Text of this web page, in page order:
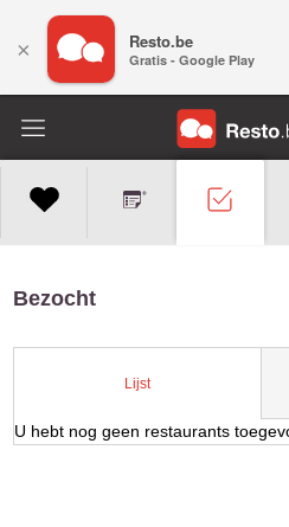
Bezocht
Lijst
U hebt nog geen restaurants
× Resto.be
Gratis - Google Play